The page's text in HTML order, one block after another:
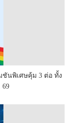
ชันพิเศษคุ้ม 3 ต่อ ทั้ง
69